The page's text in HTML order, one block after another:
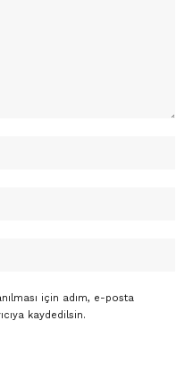
için adım, e-posta
kaydedilsin.